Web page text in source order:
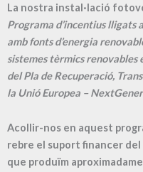
La nostra instal·lació
Programa d’incentius lligats
amb fonts d’energia
sistemes tèrmics renovables
del Pla de Recuperació,
la Unió Europea –
Acollir-nos en aquest
rebre el suport financer
que produïm